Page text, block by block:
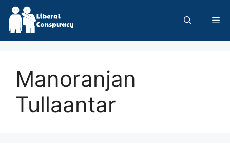
Skip
content
Manoranjan
Tullaantar